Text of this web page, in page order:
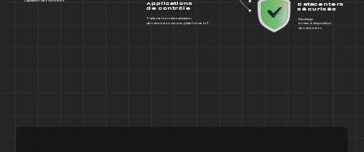
Traitement et rationalisation
des données via une plateforme IoT
Applications
de contrôle
Stockage
et mise à disposition
des données
Datacenters
sécurisés